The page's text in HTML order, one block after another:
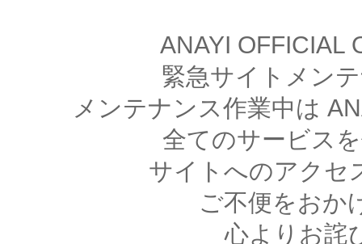
ANAYI OFFICIAL
緊急サイトメン
メンテナンス作業中は
全てのサービス
サイトへのアクセ
ご不便をおか
心よりお詫